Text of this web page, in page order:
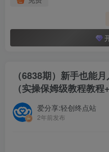
（6838期）新手也能
（实操保姆级教程教程
爱分享:轻创终点站
2年前发布